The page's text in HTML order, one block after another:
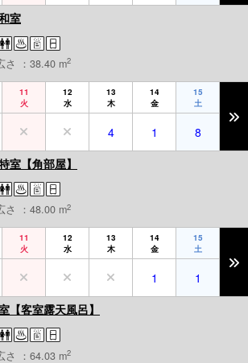
室
さ ：38.40 m2
11
火
12
水
13
木
14
金
15
土
4 1
8
室【角部屋】
さ ：48.00 m2
11
火
12
水
13
木
14
金
15
土
1
1
【客室露天風呂】
さ ：64.03 m2